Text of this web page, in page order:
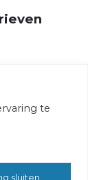
rights
te
sluiten